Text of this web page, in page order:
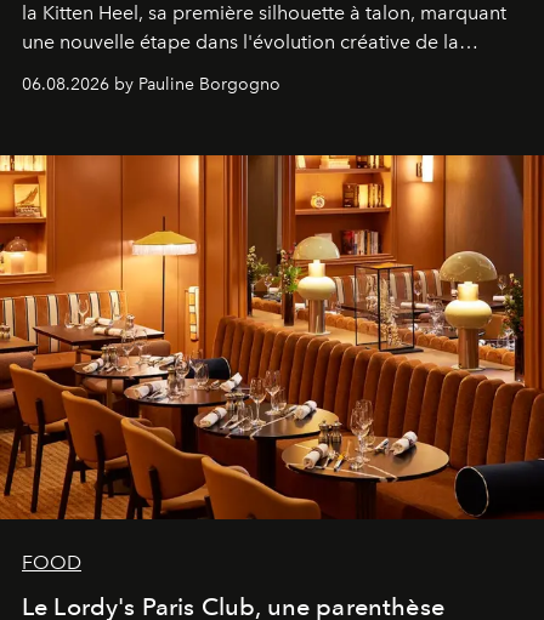
la Kitten Heel, sa première silhouette à talon, marquant
une nouvelle étape dans l'évolution créative de la
06.08.2026 by Pauline Borgogno
FOOD
Le Lordy's Paris Club, une parenthèse